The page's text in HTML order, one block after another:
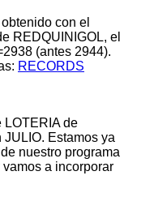
con el
REDQUINIGOL, el
(antes 2944).
RECORDS
LOTERIA de
Estamos ya
nuestro programa
a incorporar